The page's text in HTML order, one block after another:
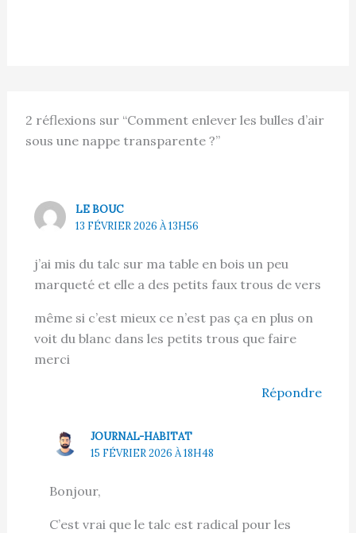
2 réflexions sur “Comment enlever les bulles d’air
sous une nappe transparente ?”
LE BOUC
13 FÉVRIER 2026 À 13H56
j’ai mis du talc sur ma table en bois un peu
marqueté et elle a des petits faux trous de vers
même si c’est mieux ce n’est pas ça en plus on
voit du blanc dans les petits trous que faire
merci
Répondre
JOURNAL-HABITAT
15 FÉVRIER 2026 À 18H48
Bonjour,
C’est vrai que le talc est radical pour les